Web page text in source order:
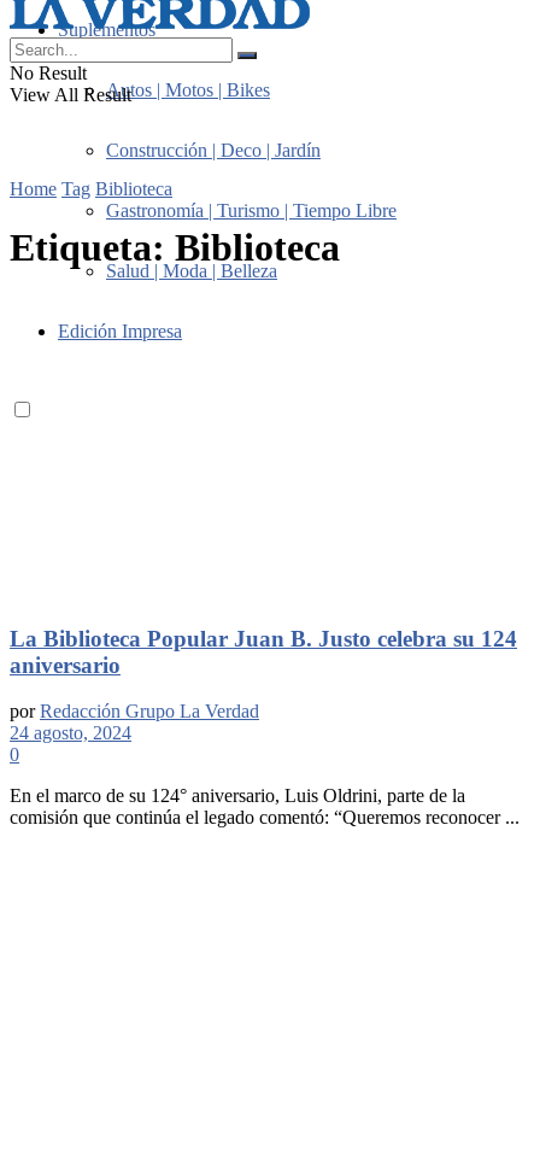
Suplementos
Autos | Motos | Bikes
Construcción | Deco | Jardín
Gastronomía | Turismo | Tiempo Libre
Salud | Moda | Belleza
Edición Impresa
No Result
View All Result
Home Tag Biblioteca
Etiqueta: Biblioteca
La Biblioteca Popular Juan B. Justo celebra su 124
aniversario
por Redacción Grupo La Verdad
24 agosto, 2024
0
En el marco de su 124° aniversario, Luis Oldrini, parte de la
comisión que continúa el legado comentó: “Queremos reconocer ...